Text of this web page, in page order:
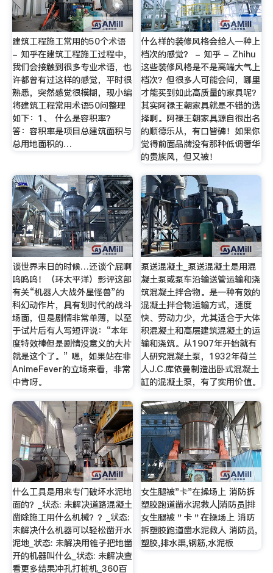
建筑工程施工常用的50个术语
- 知乎在建筑工程施工过程中，
我们会接触到很多专业术语，也
许都曾有过这样的感觉，平时很
熟悉，突然感觉很模糊，现小编
将建筑工程常用术语50问整理
如下：1、 什么是容积率？
答：容积率是项目总建筑面积与
总用地面积的…
什么样的装修风格会给人一种上
档次的感觉？ - 知乎 - Zhihu
这些装修风格是不是高端大气上
档次？但很多人可能会问，哪里
才能买到如此高质量的家具呢？
其实阿禄王朝家具就是不错的选
择啊。阿禄王朝家具源自很出名
的顺德乐从，有口皆碑！如果你
觉得前面品牌没有那种低调奢华
的贵族风，但又被！
谈世界末日的时候…还谈个屁啊
呜呜呜！（环太平洋）影评这部
有关“机器人大战外星怪兽”的
科幻动作片，具有划时代的战斗
场面，但是剧情非常单薄，以至
于试片后有人写短评说：“本年
度特效棒但是剧情没意义的大片
就是这个了。” 嗯，如果站在非
AnimeFever的立场来看，非常
中肯呀。
泵送混凝土_泵送混凝土是用混
凝土泵或泵车沿输送管运输和浇
筑混凝土拌合物。是一种有效的
混凝土拌合物运输方式，速度
快、劳动力少，尤其适合于大体
积混凝土和高层建筑混凝土的运
输和浇筑。从1907年开始就有
人研究混凝土泵，1932年荷兰
人J.C.库依曼制造出卧式混凝土
缸的混凝土泵，有了实用价值。
什么工具是用来专门破坏水泥地
面的？_状态: 未解决道路混凝土
凿除施工用什么机械？？_状态:
未解决什么机器可以轻松凿开水
泥地_状态: 未解决用锥子把地凿
开的机器叫什么_状态: 未解决查
看更多结果冲孔打桩机_360百
女生腿被"卡"在操场上 消防拆
塑胶跑道凿水泥救人|消防员|排
女生腿被＂卡＂在操场上 消防
拆塑胶跑道凿水泥救人 消防员,
塑胶,排水渠,钢筋,水泥板